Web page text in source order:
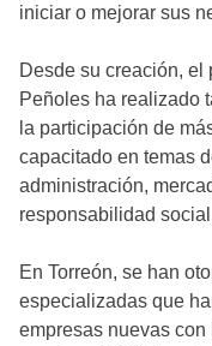
iniciar o mejorar sus
Desde su creación, el
Peñoles ha realizado
la participación de
capacitado en temas
administración,
responsabilidad
En Torreón, se han
especializadas que
empresas nuevas